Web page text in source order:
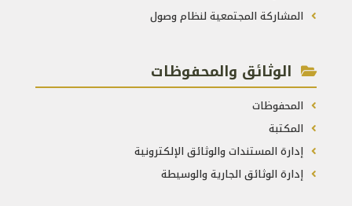
المشاركة المجتمعية لنظام وصول
الوثائق والمحفوظات
المحفوظات
المكتبة
إدارة المستندات والوثائق الإلكترونية
إدارة الوثائق الجارية والوسيطة